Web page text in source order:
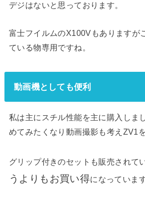
デジはないと思っております。
富士フイルムのX100Vもありますが
ている物専用ですね。
動画機としても便利
私は主にスチル性能を主に購入しま
めてみたくなり動画撮影も考えZV1
グリップ付きのセットも販売されて
うよりもお買い得になっています